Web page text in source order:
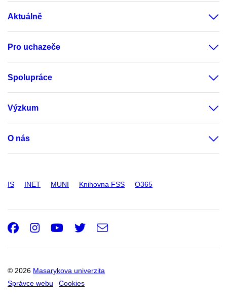
Aktuálně
Pro uchazeče
Spolupráce
Výzkum
O nás
IS INET MUNI Knihovna FSS O365
© 2026 Masarykova univerzita
Správce webu
Cookies
Facebook
Instagram
Youtube
Twitter
e-